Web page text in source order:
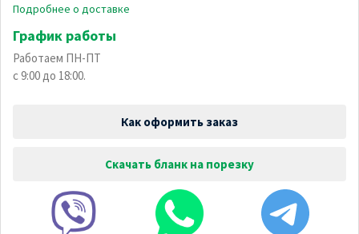
Подробнее о доставке
График работы
Работаем ПН-ПТ
с 9:00 до 18:00.
Как оформить заказ
Скачать бланк на порезку